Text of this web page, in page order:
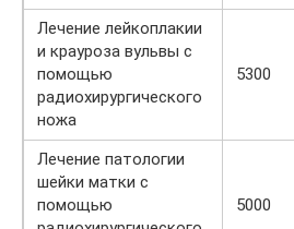
Лечение лейкоплакии
и крауроза вульвы с
помощью
радиохирургического
ножа
5300
Лечение патологии
шейки матки с
помощью
5000